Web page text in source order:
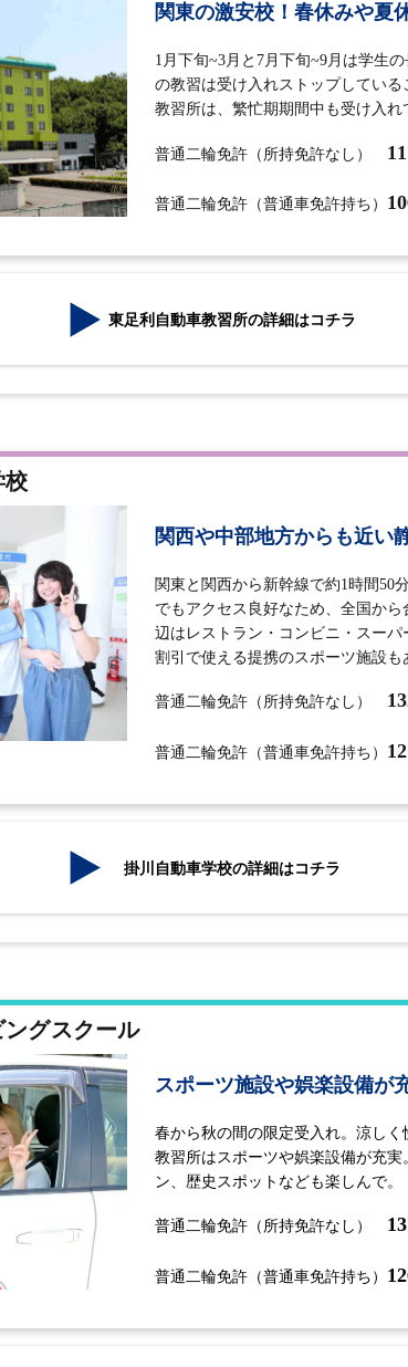
関東の激安校！春休みや夏
1月下旬~3月と7月下旬~9月は学生
の教習は受け入れストップしてい
教習所は、繁忙期期間中も受け入れ
普通二輪免許（所持免許なし）
普通二輪免許（普通車免許持ち）
東足利自動車教習所の詳細はコチラ
校
関西や中部地方からも近い
関東と関西から新幹線で約1時間50
でもアクセス良好なため、全国か
辺はレストラン・コンビニ・スーパ
割引で使える提携のスポーツ施設も
普通二輪免許（所持免許なし）
普通二輪免許（普通車免許持ち）
掛川自動車学校の詳細はコチラ
グスクール
スポーツ施設や娯楽設備が
春から秋の間の限定受入れ。涼し
教習所はスポーツや娯楽設備が充
ン、歴史スポットなども楽しんで。
普通二輪免許（所持免許なし）
普通二輪免許（普通車免許持ち）